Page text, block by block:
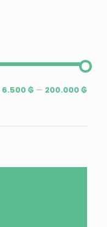
6.500 ₲ — 200.000 ₲